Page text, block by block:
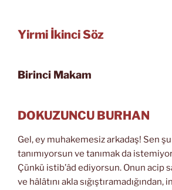
Yirmi İkinci Söz
Birinci Makam
DOKUZUNCU BURHAN
Gel, ey muhakemesiz arkadaş! Sen
tanımıyorsun ve tanımak da
Çünkü istib’âd ediyorsun. Onun acip
ve hâlâtını akla sığıştıramadığından,